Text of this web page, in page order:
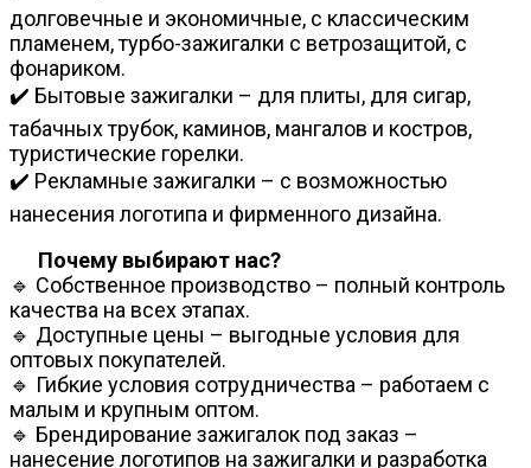
долговечные и экономичные, с классическим
пламенем, турбо-зажигалки с ветрозащитой, с
фонариком.
✔️ Бытовые зажигалки – для плиты, для сигар,
табачных трубок, каминов, мангалов и костров,
туристические горелки.
✔️ Рекламные зажигалки – с возможностью
нанесения логотипа и фирменного дизайна.
Почему выбирают нас?
🔹 Собственное производство – полный контроль
качества на всех этапах.
🔹 Доступные цены – выгодные условия для
оптовых покупателей.
🔹 Гибкие условия сотрудничества – работаем с
малым и крупным оптом.
🔹 Брендирование зажигалок под заказ –
нанесение логотипов на зажигалки и разработка